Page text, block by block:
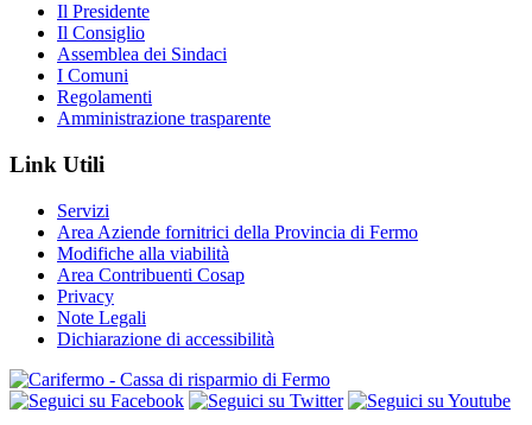
Il Presidente
Il Consiglio
Assemblea dei Sindaci
I Comuni
Regolamenti
Amministrazione trasparente
Link Utili
Servizi
Area Aziende fornitrici della Provincia di Fermo
Modifiche alla viabilità
Area Contribuenti Cosap
Privacy
Note Legali
Dichiarazione di accessibilità